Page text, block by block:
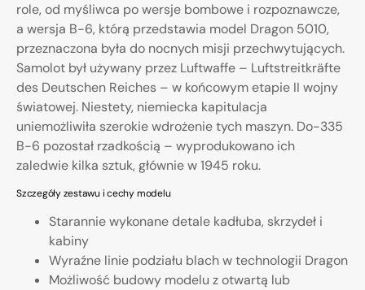
role, od myśliwca po wersje bombowe i rozpoznawcze,
a wersja B-6, którą przedstawia model Dragon 5010,
przeznaczona była do nocnych misji przechwytujących.
Samolot był używany przez Luftwaffe – Luftstreitkräfte
des Deutschen Reiches – w końcowym etapie II wojny
światowej. Niestety, niemiecka kapitulacja
uniemożliwiła szerokie wdrożenie tych maszyn. Do-335
B-6 pozostał rzadkością – wyprodukowano ich
zaledwie kilka sztuk, głównie w 1945 roku.
Szczegóły zestawu i cechy modelu
Starannie wykonane detale kadłuba, skrzydeł i
kabiny
Wyraźne linie podziału blach w technologii Dragon
Możliwość budowy modelu z otwartą lub